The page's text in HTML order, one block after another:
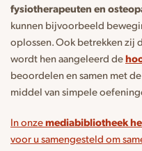
fysiotherapeuten en
kunnen bijvoorbeeld
oplossen. Ook betrekken zij
wordt hen aangeleerd de
beoordelen en samen met
middel van simpele
In onzemediabibliotheek
voor u samengesteld om